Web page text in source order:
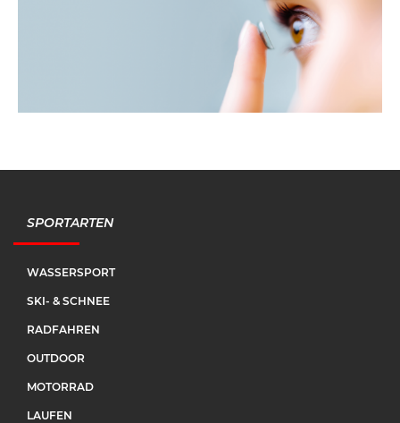
SPORTARTEN
WASSERSPORT
SKI- & SCHNEE
RADFAHREN
OUTDOOR
MOTORRAD
LAUFEN